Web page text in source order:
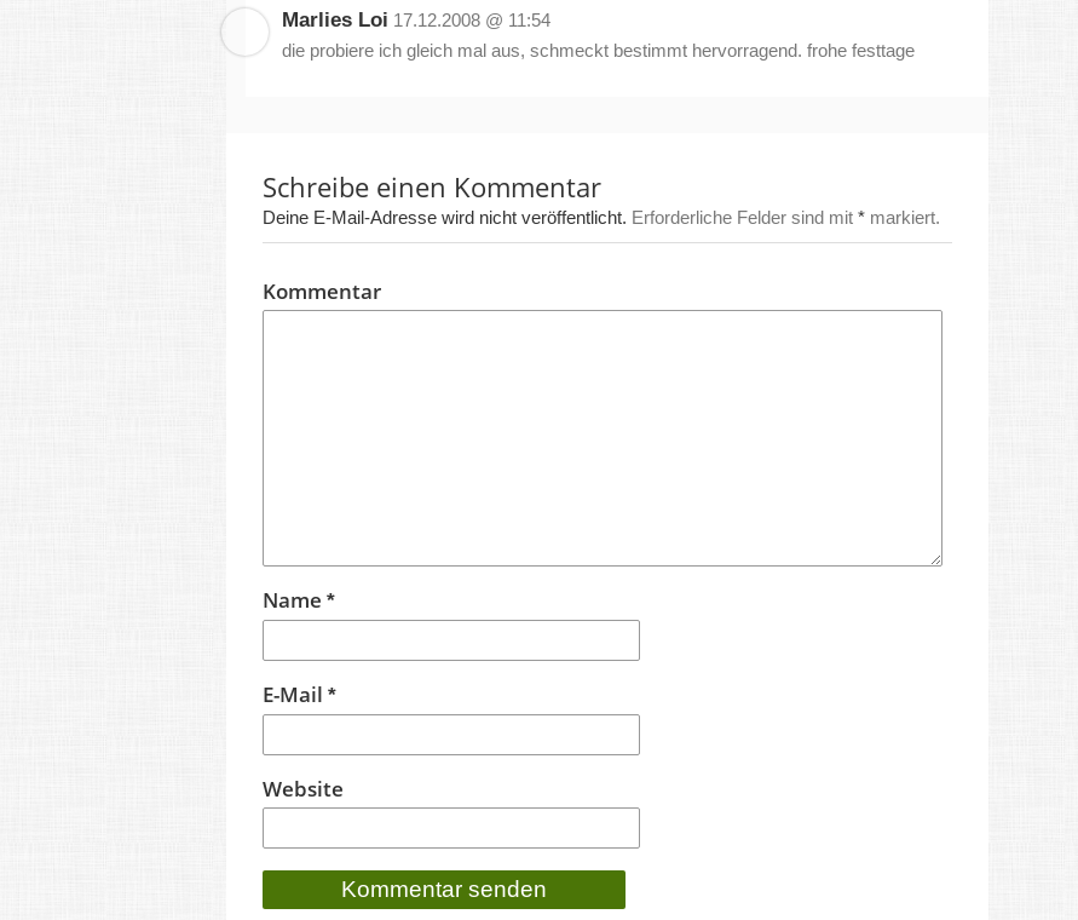
Marlies Loi 17.12.2008 @ 11:54
die probiere ich gleich mal aus, schmeckt bestimmt hervorragend. frohe festtage
Schreibe einen Kommentar
Deine E-Mail-Adresse wird nicht veröffentlicht. Erforderliche Felder sind mit * markiert.
Kommentar
Name *
E-Mail *
Website